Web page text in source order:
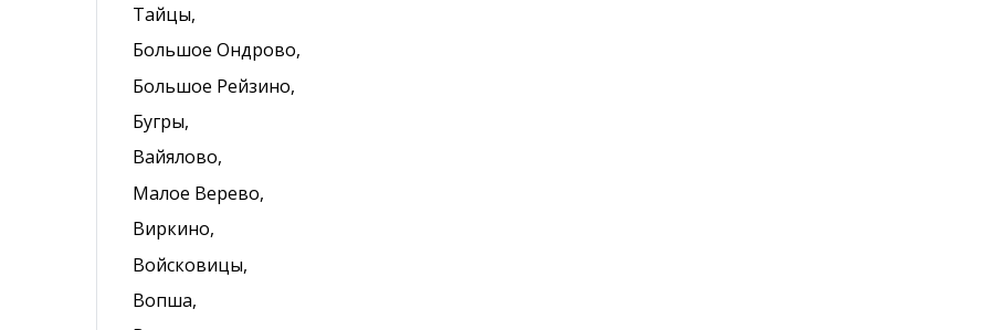
Тайцы,
Большое Ондрово,
Большое Рейзино,
Бугры,
Вайялово,
Малое Верево,
Виркино,
Войсковицы,
Вопша,